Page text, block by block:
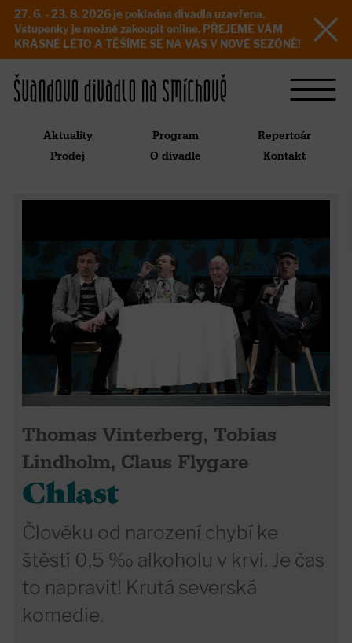
27. 6. - 23. 8. 2026 je pokladna divadla uzavřena.
Vstupenky je možné zakoupit online. PŘEJEME VÁM
KRÁSNÉ LÉTO A TĚŠÍME SE NA VÁS V NOVÉ SEZÓNĚ!
Aktuality Program
Repertoár
Prodej
O divadle Kontakt
Thomas Vinterberg, Tobias
Lindholm, Claus Flygare
Chlast
Člověku od narození chybí ke
štěstí 0,5 ‰ alkoholu v krvi. Je čas
to napravit! Krutá severská
komedie.